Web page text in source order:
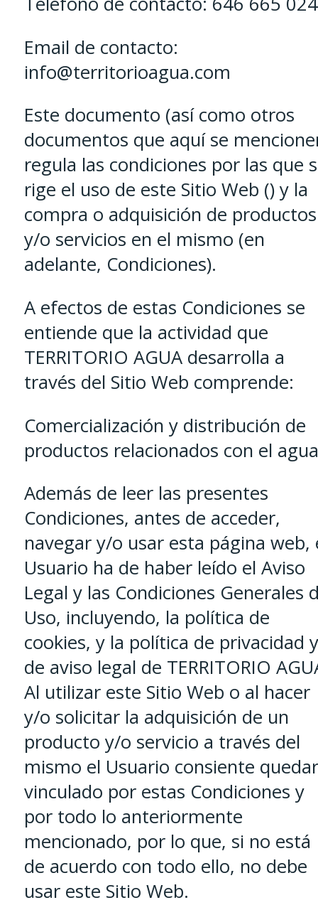
Email de contacto:
info@territorioagua.com
Este documento (así como otros
documentos que aquí se
regula las condiciones por las que
rige el uso de este Sitio Web () y la
compra o adquisición de productos
y/o servicios en el mismo (en
adelante, Condiciones).
A efectos de estas Condiciones se
entiende que la actividad que
TERRITORIO AGUA desarrolla a
través del Sitio Web comprende:
Comercialización y distribución de
productos relacionados con el
Además de leer las presentes
Condiciones, antes de acceder,
navegar y/o usar esta página web,
Usuario ha de haber leído el Aviso
Legal y las Condiciones Generales
Uso, incluyendo, la política de
cookies, y la política de privacidad y
de aviso legal de TERRITORIO
Al utilizar este Sitio Web o al hacer
y/o solicitar la adquisición de un
producto y/o servicio a través del
mismo el Usuario consiente quedar
vinculado por estas Condiciones y
por todo lo anteriormente
mencionado, por lo que, si no está
de acuerdo con todo ello, no debe
usar este Sitio Web.